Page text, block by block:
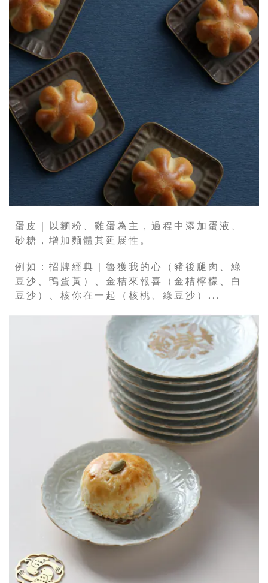
蛋皮｜以麵粉、雞蛋為主，過程中添加蛋液、
砂糖，增加麵體其延展性。
例如：招牌經典｜魯獲我的心（豬後腿肉、綠
豆沙、鴨蛋黃）、金桔來報喜（金桔檸檬、白
豆沙）、核你在一起（核桃、綠豆沙）...